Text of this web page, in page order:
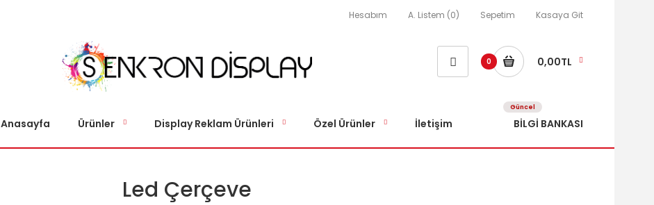
Hesabım A. Listem (0) Sepetim Kasaya Git
0 0,00TL
Anasayfa Ürünler Display Reklam Ürünleri Özel Ürünler İletişim BİLGİ BANKASI
Güncel
Led Çerçeve